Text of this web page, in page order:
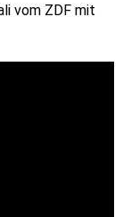
vom ZDF mit